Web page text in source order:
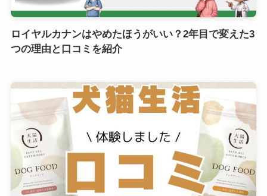
ロイヤルカナンはやめたほうがいい？2年目で変えた3
つの理由と口コミを紹介